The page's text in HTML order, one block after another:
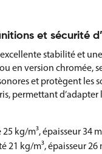
et sécurité
stabilité et
en version chromée,
et protègent les
permettant d’adapter
kg/m³, épaisseur 34
21 kg/m³, épaisseur 26